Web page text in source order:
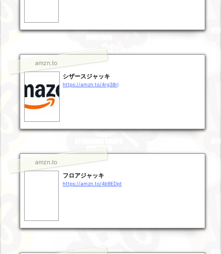
amzn.to
シザースジャッキ
https://amzn.to/4rg38rj
amzn.to
フロアジャッキ
https://amzn.to/4b9EDpt